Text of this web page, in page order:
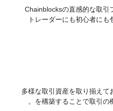
Chainblocksの直感的な取引
トレーダーにも初心者に
多様な取引資産を取り揃えて
を構築することで取引の